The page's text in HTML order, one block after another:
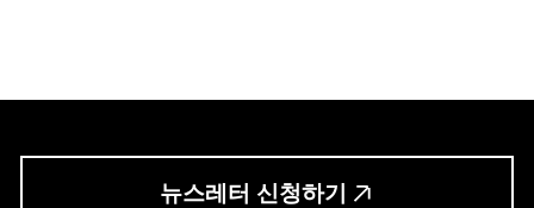
뉴스레터 신청하기